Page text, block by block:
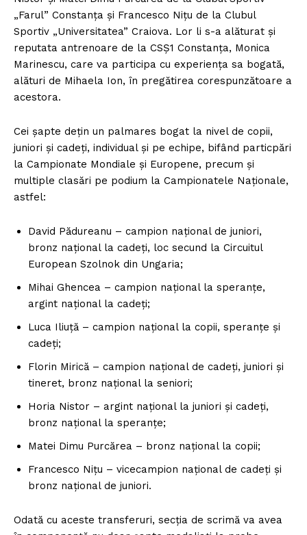
„Farul” Constanța și Francesco Nițu de la Clubul
Sportiv „Universitatea” Craiova. Lor li s-a alăturat și
reputata antrenoare de la CSȘ1 Constanța, Monica
Marinescu, care va participa cu experiența sa bogată,
alături de Mihaela Ion, în pregătirea corespunzătoare a
acestora.
Cei șapte dețin un palmares bogat la nivel de copii,
juniori și cadeți, individual și pe echipe, bifând particpări
la Campionate Mondiale și Europene, precum și
multiple clasări pe podium la Campionatele Naționale,
astfel:
David Pădureanu – campion național de juniori,
bronz național la cadeți, loc secund la Circuitul
European Szolnok din Ungaria;
Mihai Ghencea – campion național la speranțe,
argint național la cadeți;
Luca Iliuță – campion național la copii, speranțe și
cadeți;
Florin Mirică – campion național de cadeți, juniori și
tineret, bronz național la seniori;
Horia Nistor – argint național la juniori și cadeți,
bronz național la speranțe;
Matei Dimu Purcărea – bronz național la copii;
Francesco Nițu – vicecampion național de cadeți și
bronz național de juniori.
Odată cu aceste transferuri, secția de scrimă va avea